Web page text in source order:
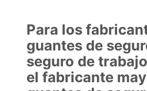
Para los
guantes de
seguro de
el fabricante